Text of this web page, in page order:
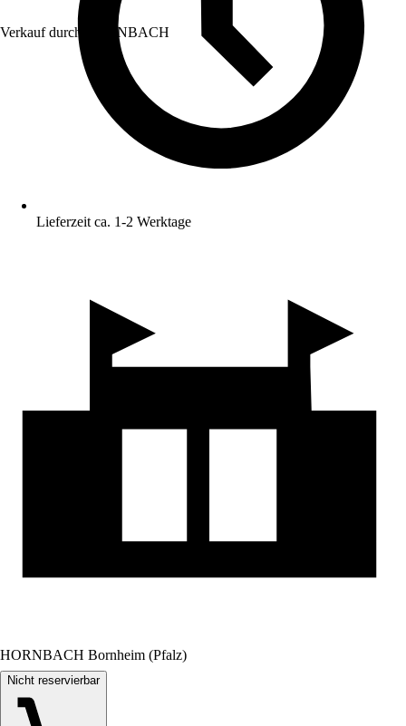
Verkauf durch: HORNBACH
Lieferzeit ca. 1-2 Werktage
HORNBACH Bornheim (Pfalz)
Nicht reservierbar